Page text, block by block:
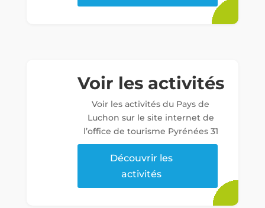
Voir les activités
Voir les activités du Pays de
Luchon sur le site internet de
l’office de tourisme Pyrénées 31
Découvrir les
activités